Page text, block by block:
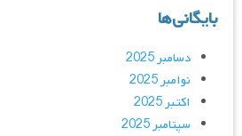
بایگانی‌ها
دسامبر 2025
نوامبر 2025
اکتبر 2025
سپتامبر 2025